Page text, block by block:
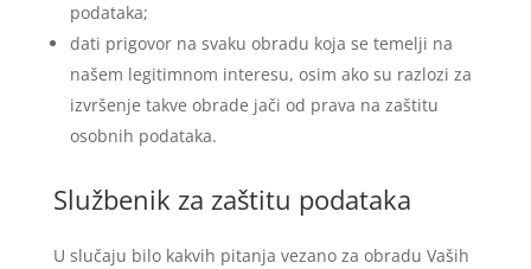
podataka;
dati prigovor na svaku obradu koja se temelji na
našem legitimnom interesu, osim ako su razlozi za
izvršenje takve obrade jači od prava na zaštitu
osobnih podataka.
Službenik za zaštitu podataka
U slučaju bilo kakvih pitanja vezano za obradu Vaših